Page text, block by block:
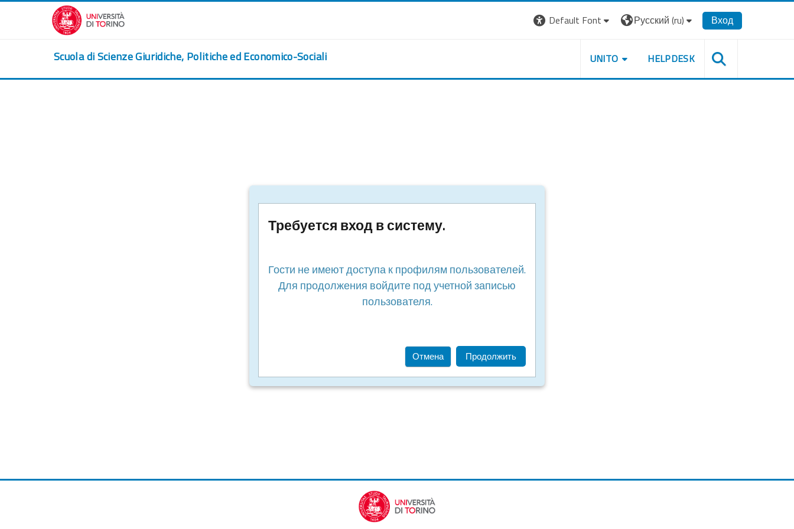
Перейти к основному содержанию
Default Font
Русский ‎(ru)‎ Вход
Scuola di Scienze Giuridiche, Politiche ed Economico-Sociali UNITO HELPDESK
Требуется вход в систему.
Гости не имеют доступа к профилям пользователей.
Для продолжения войдите под учетной записью
пользователя.
Отмена Продолжить